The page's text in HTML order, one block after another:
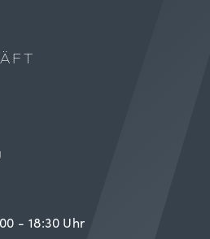
- 18:30 Uhr